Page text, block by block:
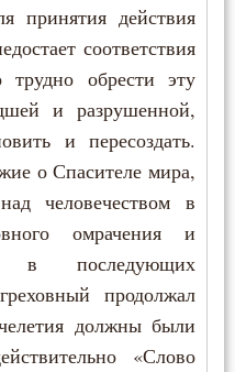
принятия действия
соответствия
обрести эту
и разрушенной,
и пересоздать.
о Спасителе мира,
человечеством в
омрачения и
в последующих
продолжал
должны были
«Слово